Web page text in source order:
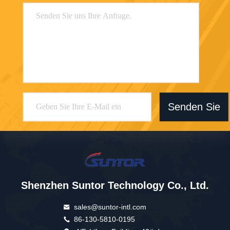
Senden Sie
Shenzhen Suntor Technology Co., Ltd.
sales@suntor-intl.com
86-130-5810-0195